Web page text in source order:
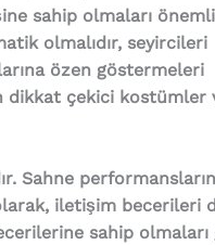
sahip olmaları
olmalıdır, seyircileri
özen göstermeleri
dikkat çekici kostümler
Sahne
iletişim becerileri
sahip olmaları